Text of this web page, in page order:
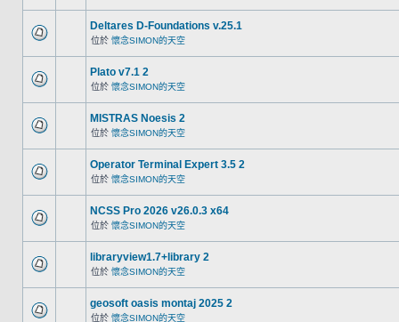
Deltares D-Foundations v.25.1
位於 懷念SIMON的天空
Plato v7.1 2
位於 懷念SIMON的天空
MISTRAS Noesis 2
位於 懷念SIMON的天空
Operator Terminal Expert 3.5 2
位於 懷念SIMON的天空
NCSS Pro 2026 v26.0.3 x64
位於 懷念SIMON的天空
libraryview1.7+library 2
位於 懷念SIMON的天空
geosoft oasis montaj 2025 2
位於 懷念SIMON的天空